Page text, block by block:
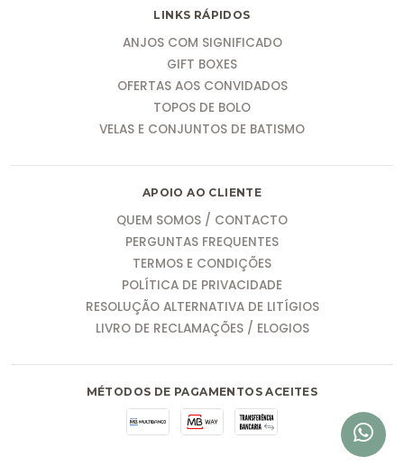
LINKS RÁPIDOS
ANJOS COM SIGNIFICADO
GIFT BOXES
OFERTAS AOS CONVIDADOS
TOPOS DE BOLO
VELAS E CONJUNTOS DE BATISMO
APOIO AO CLIENTE
QUEM SOMOS / CONTACTO
PERGUNTAS FREQUENTES
TERMOS E CONDIÇÕES
POLÍTICA DE PRIVACIDADE
RESOLUÇÃO ALTERNATIVA DE LITÍGIOS
LIVRO DE RECLAMAÇÕES / ELOGIOS
MÉTODOS DE PAGAMENTOS ACEITES